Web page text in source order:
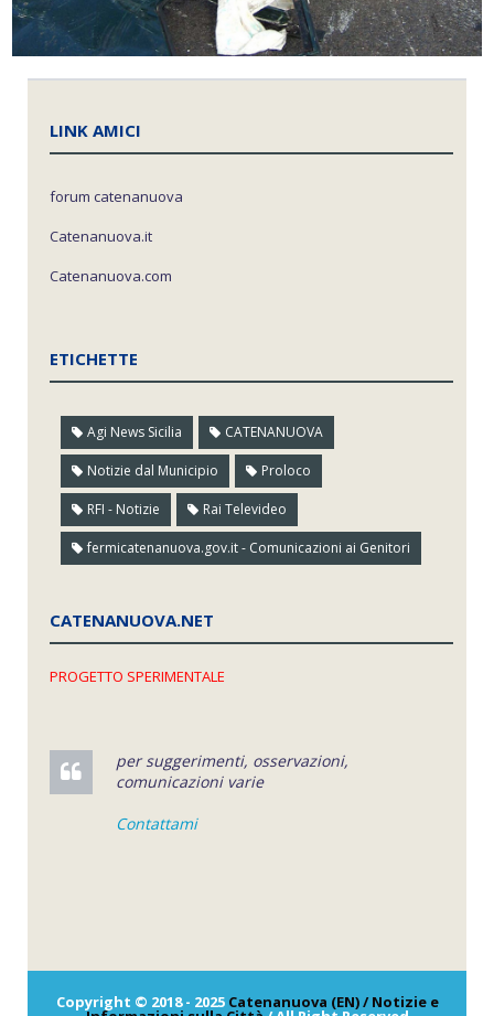
LINK AMICI
forum catenanuova
Catenanuova.it
Catenanuova.com
ETICHETTE
Agi News Sicilia CATENANUOVA
Notizie dal Municipio Proloco
RFI - Notizie Rai Televideo
fermicatenanuova.gov.it - Comunicazioni ai Genitori
CATENANUOVA.NET
PROGETTO SPERIMENTALE
per suggerimenti, osservazioni,
comunicazioni varie
Contattami
Copyright © 2018 - 2025 Catenanuova (EN) / Notizie e